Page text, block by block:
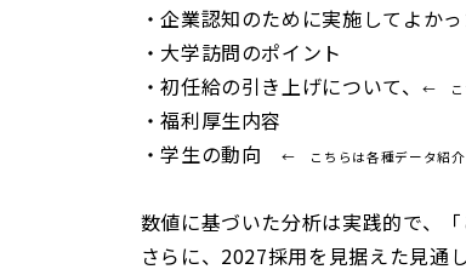
・企業認知のために実施してよか
・大学訪問のポイント
・初任給の引き上げについて、
← こ
・福利厚生内容
・学生の動向← こちらは各種データ紹介
数値に基づいた分析は実践的で、
さらに、2027採用を見据えた見通